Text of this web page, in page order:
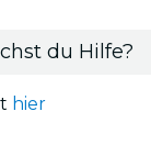
du Hilfe?
hier